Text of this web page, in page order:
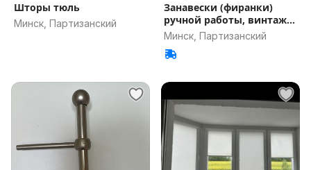
Шторы тюль
Минск, Партизанский
Занавески (фиранки)
ручной работы, винтаж
Германия
Минск, Партизанский